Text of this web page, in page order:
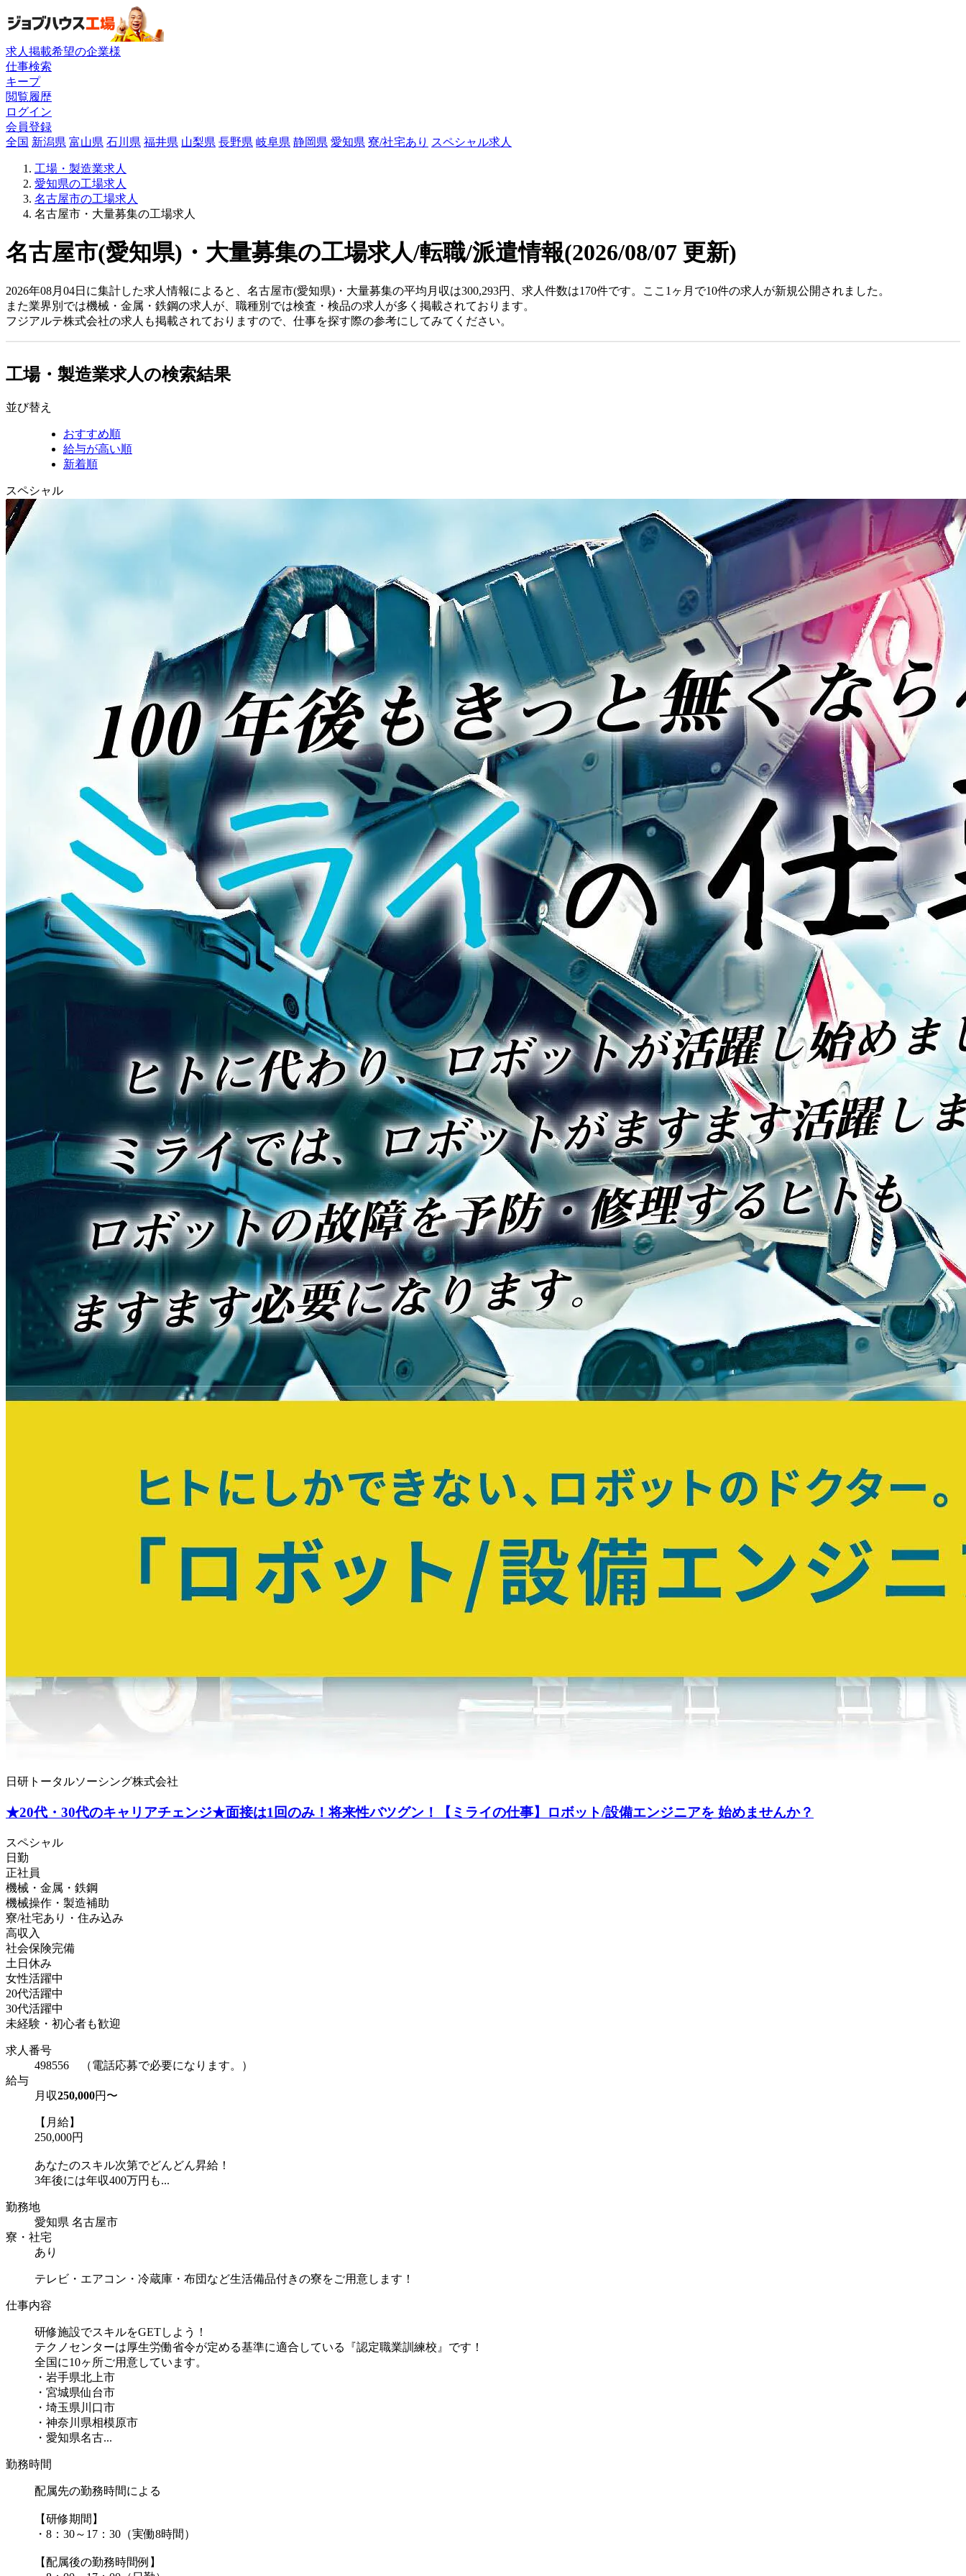
求人掲載希望の企業様
仕事検索
キープ
閲覧履歴
ログイン
会員登録
全国 新潟県 富山県 石川県 福井県 山梨県 長野県 岐阜県 静岡県 愛知県 寮/社宅あり スペシャル求人
工場・製造業求人
愛知県の工場求人
名古屋市の工場求人
名古屋市・大量募集の工場求人
名古屋市(愛知県)・大量募集の工場求人/転職/派遣情報(2026/08/07 更新)
2026年08月04日に集計した求人情報によると、名古屋市(愛知県)・大量募集の平均月収は300,293円、求人件数は170件です。ここ1ヶ月で10件の求人が新規公開されました。
また業界別では機械・金属・鉄鋼の求人が、職種別では検査・検品の求人が多く掲載されております。
フジアルテ株式会社の求人も掲載されておりますので、仕事を探す際の参考にしてみてください。
工場・製造業求人の検索結果
並び替え
おすすめ順
給与が高い順
新着順
スペシャル
日研トータルソーシング株式会社
★20代・30代のキャリアチェンジ★面接は1回のみ！将来性バツグン！【ミライの仕事】ロボット/設備エンジニアを 始めませんか？
スペシャル
日勤
正社員
機械・金属・鉄鋼
機械操作・製造補助
寮/社宅あり・住み込み
高収入
社会保険完備
土日休み
女性活躍中
20代活躍中
30代活躍中
未経験・初心者も歓迎
求人番号
498556 （電話応募で必要になります。）
給与
月収250,000円〜
【月給】
250,000円
あなたのスキル次第でどんどん昇給！
3年後には年収400万円も...
勤務地
愛知県 名古屋市
寮・社宅
あり
テレビ・エアコン・冷蔵庫・布団など生活備品付きの寮をご用意します！
仕事内容
研修施設でスキルをGETしよう！
テクノセンターは厚生労働省令が定める基準に適合している『認定職業訓練校』です！
全国に10ヶ所ご用意しています。
・岩手県北上市
・宮城県仙台市
・埼玉県川口市
・神奈川県相模原市
・愛知県名古...
勤務時間
配属先の勤務時間による
【研修期間】
・8：30～17：30（実働8時間）
【配属後の勤務時間例】